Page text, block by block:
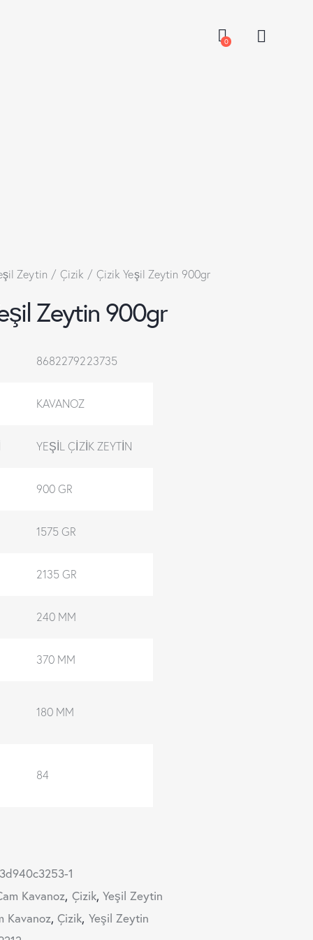
0
Zeytin Çizik Çizik Yeşil Zeytin 900gr
Zeytin 900gr
8682279223735
KAVANOZ
YEŞİL ÇİZİK ZEYTİN
900 GR
1575 GR
2135 GR
240 MM
370 MM
180 MM
84
1
Kavanoz, Çizik, Yeşil Zeytin
Kavanoz,Çizik, Yeşil Zeytin